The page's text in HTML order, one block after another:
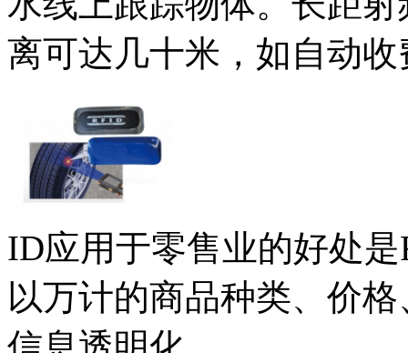
离可达几十米，如自动
ID应用于零售业的好处
以万计的商品种类、价